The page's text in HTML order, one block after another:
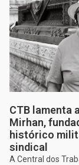
CTB lamenta
Mirhan,
histórico
sindical
A Central dos